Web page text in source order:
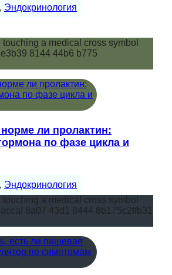
, Эндокринология
ли пролактин:
по фазе цикла и
, Эндокринология